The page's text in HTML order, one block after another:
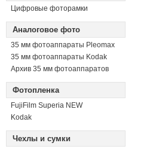
Цифровые фоторамки
Аналоговое фото
35 мм фотоаппараты Pleomax
35 мм фотоаппараты Kodak
Архив 35 мм фотоаппаратов
Фотопленка
FujiFilm Superia NEW
Kodak
Чехлы и сумки